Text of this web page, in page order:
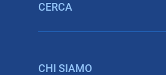
CERCA
CHI SIAMO